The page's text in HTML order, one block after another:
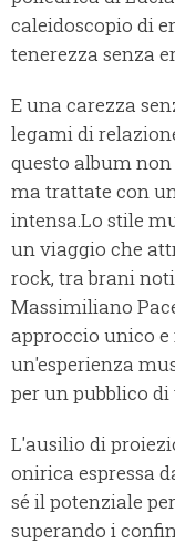
caleidoscopio di
tenerezza senza
E una carezza
legami di
questo album
ma trattate con
intensa.Lo stile
un viaggio che
rock, tra brani
Massimiliano
approccio unico
un'esperienza
per un pubblico di
L'ausilio di
onirica espressa
sé il potenziale
superando i